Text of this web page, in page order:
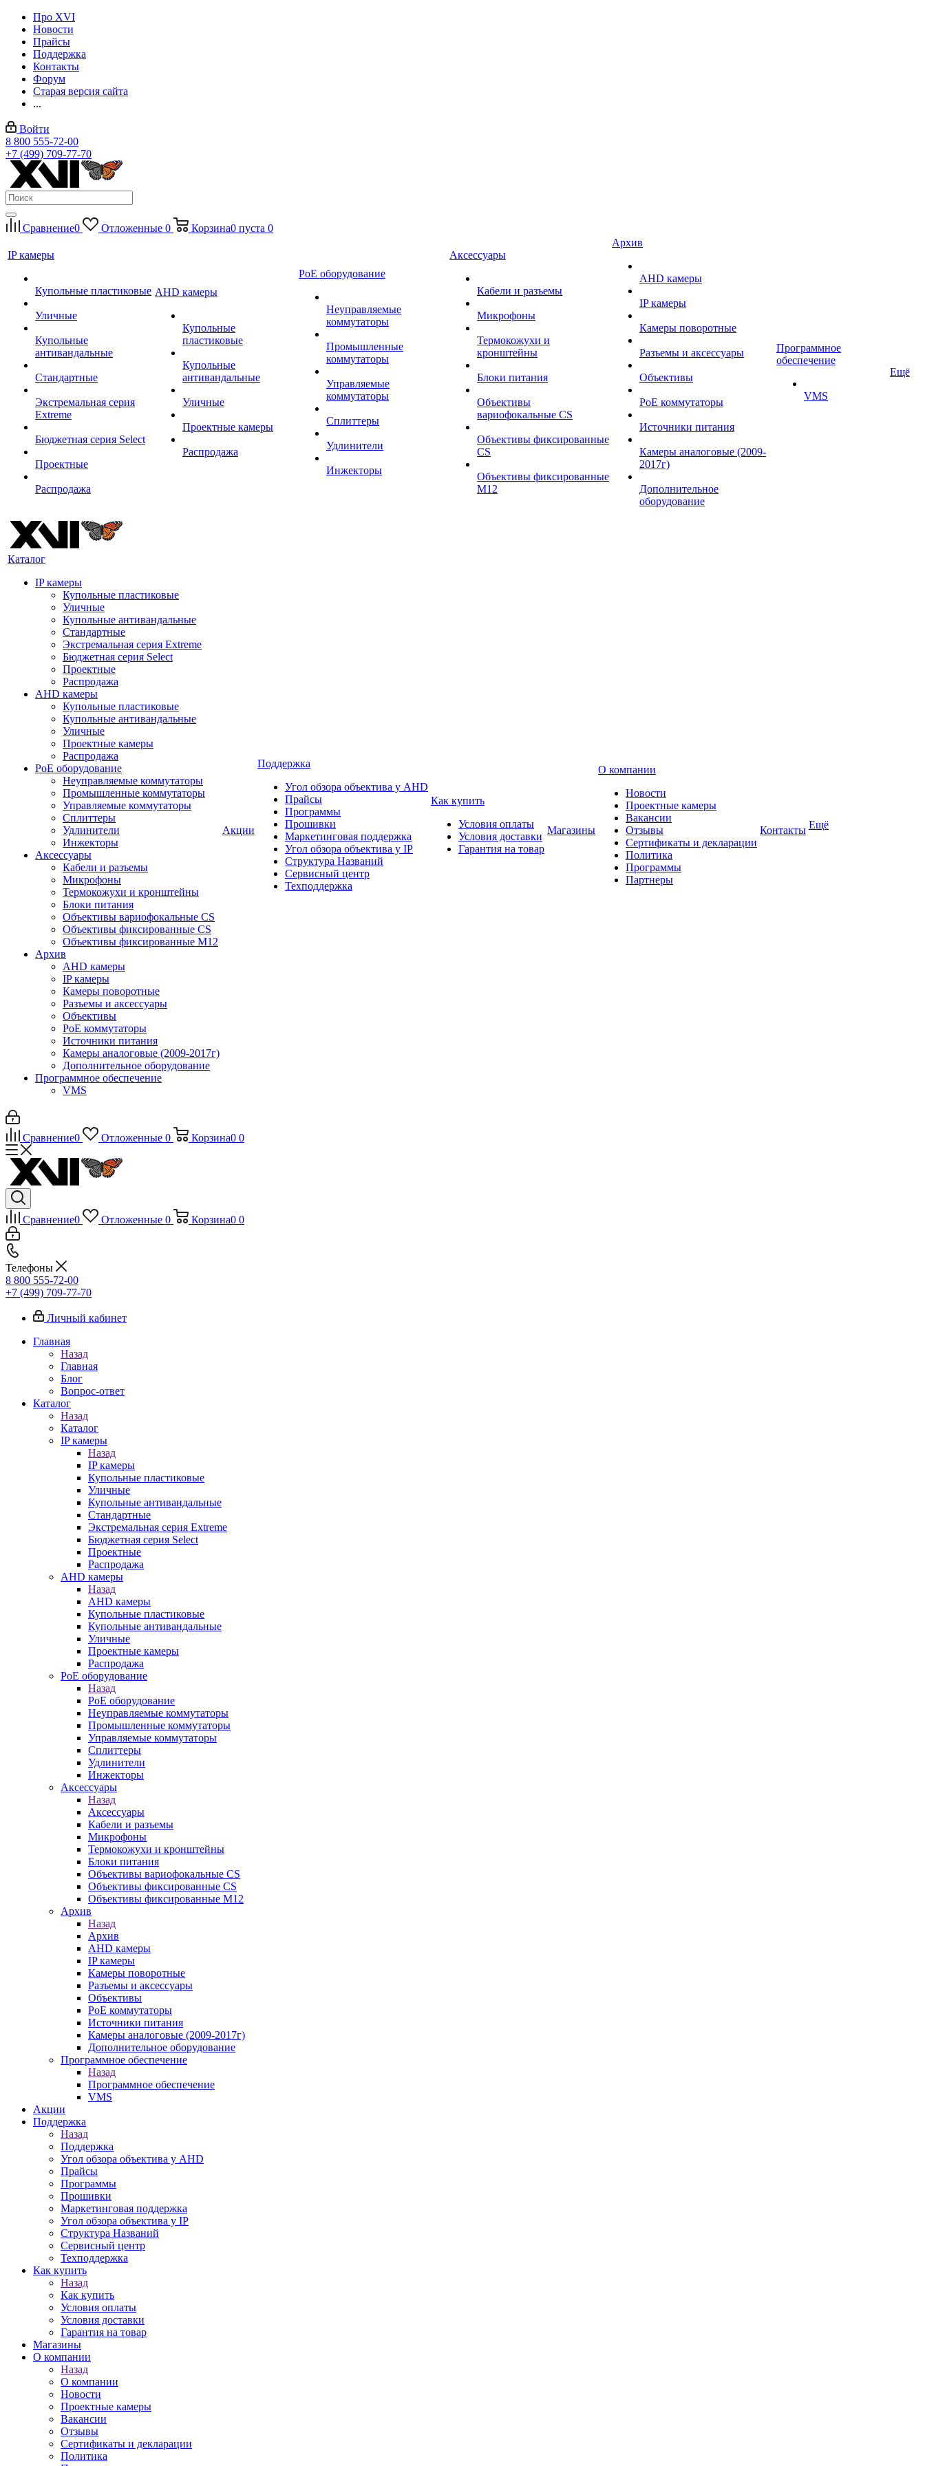
Про XVI
Новости
Прайсы
Поддержка
Контакты
Форум
Старая версия сайта
...
Войти
8 800 555-72-00
+7 (499) 709-77-70
Сравнение0 Отложенные 0 Корзина0 пуста 0
IP камеры
Купольные пластиковые
Уличные
Купольные
антивандальные
Стандартные
Экстремальная серия
Extreme
Бюджетная серия Select
Проектные
Распродажа
AHD камеры
Купольные
пластиковые
Купольные
антивандальные
Уличные
Проектные камеры
Распродажа
PoE оборудование
Неуправляемые
коммутаторы
Промышленные
коммутаторы
Управляемые
коммутаторы
Сплиттеры
Удлинители
Инжекторы
Аксессуары
Кабели и разъемы
Микрофоны
Термокожухи и
кронштейны
Блоки питания
Объективы
вариофокальные CS
Объективы фиксированные
CS
Объективы фиксированные
М12
Архив
AHD камеры
IP камеры
Камеры поворотные
Разъемы и аксессуары
Объективы
PoE коммутаторы
Источники питания
Камеры аналоговые (2009-
2017г)
Дополнительное
оборудование
Программное
обеспечение
VMS
Ещё
Каталог
IP камеры
Купольные пластиковые
Уличные
Купольные антивандальные
Стандартные
Экстремальная серия Extreme
Бюджетная серия Select
Проектные
Распродажа
AHD камеры
Купольные пластиковые
Купольные антивандальные
Уличные
Проектные камеры
Распродажа
PoE оборудование
Неуправляемые коммутаторы
Промышленные коммутаторы
Управляемые коммутаторы
Сплиттеры
Удлинители
Инжекторы
Аксессуары
Кабели и разъемы
Микрофоны
Термокожухи и кронштейны
Блоки питания
Объективы вариофокальные CS
Объективы фиксированные CS
Объективы фиксированные М12
Архив
AHD камеры
IP камеры
Камеры поворотные
Разъемы и аксессуары
Объективы
PoE коммутаторы
Источники питания
Камеры аналоговые (2009-2017г)
Дополнительное оборудование
Программное обеспечение
VMS
Акции
Поддержка
Угол обзора объектива у AHD
Прайсы
Программы
Прошивки
Маркетинговая поддержка
Угол обзора объектива у IP
Структура Названий
Сервисный центр
Техподдержка
Как купить
Условия оплаты
Условия доставки
Гарантия на товар
Магазины
О компании
Новости
Проектные камеры
Вакансии
Отзывы
Сертификаты и декларации
Политика
Программы
Партнеры
Контакты Ещё
Сравнение0 Отложенные 0 Корзина0 0
Сравнение0 Отложенные 0 Корзина0 0
Телефоны
8 800 555-72-00
+7 (499) 709-77-70
Личный кабинет
Главная
Назад
Главная
Блог
Вопрос-ответ
Каталог
Назад
Каталог
IP камеры
Назад
IP камеры
Купольные пластиковые
Уличные
Купольные антивандальные
Стандартные
Экстремальная серия Extreme
Бюджетная серия Select
Проектные
Распродажа
AHD камеры
Назад
AHD камеры
Купольные пластиковые
Купольные антивандальные
Уличные
Проектные камеры
Распродажа
PoE оборудование
Назад
PoE оборудование
Неуправляемые коммутаторы
Промышленные коммутаторы
Управляемые коммутаторы
Сплиттеры
Удлинители
Инжекторы
Аксессуары
Назад
Аксессуары
Кабели и разъемы
Микрофоны
Термокожухи и кронштейны
Блоки питания
Объективы вариофокальные CS
Объективы фиксированные CS
Объективы фиксированные М12
Архив
Назад
Архив
AHD камеры
IP камеры
Камеры поворотные
Разъемы и аксессуары
Объективы
PoE коммутаторы
Источники питания
Камеры аналоговые (2009-2017г)
Дополнительное оборудование
Программное обеспечение
Назад
Программное обеспечение
VMS
Акции
Поддержка
Назад
Поддержка
Угол обзора объектива у AHD
Прайсы
Программы
Прошивки
Маркетинговая поддержка
Угол обзора объектива у IP
Структура Названий
Сервисный центр
Техподдержка
Как купить
Назад
Как купить
Условия оплаты
Условия доставки
Гарантия на товар
Магазины
О компании
Назад
О компании
Новости
Проектные камеры
Вакансии
Отзывы
Сертификаты и декларации
Политика